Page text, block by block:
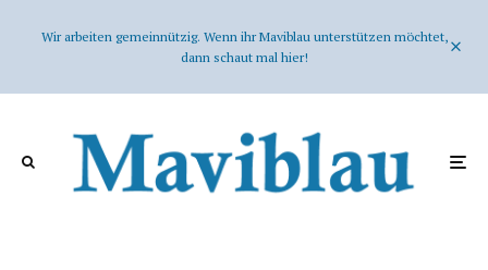
Wir arbeiten gemeinnützig. Wenn ihr Maviblau unterstützen möchtet,
dann schaut mal hier!